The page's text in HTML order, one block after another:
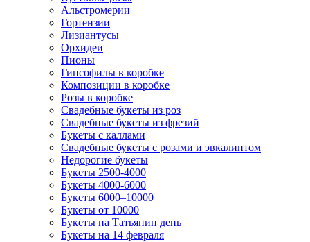
Альстромерии
Гортензии
Лизиантусы
Орхидеи
Пионы
Гипсофилы в коробке
Композиции в коробке
Розы в коробке
Свадебные букеты из роз
Свадебные букеты из фрезий
Букеты с каллами
Свадебные букеты с розами и эвкалиптом
Недорогие букеты
Букеты 2500-4000
Букеты 4000-6000
Букеты 6000–10000
Букеты от 10000
Букеты на Татьянин день
Букеты на 14 февраля